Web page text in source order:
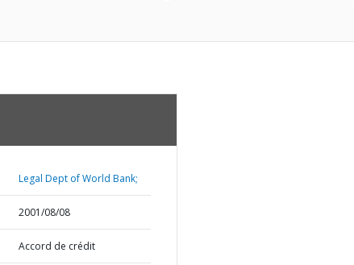
Legal Dept of World Bank;
2001/08/08
Accord de crédit